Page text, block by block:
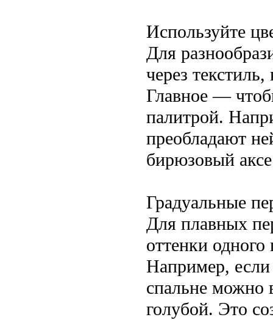
Используйте
Для
через
Главное —
палитрой.
преобладают
бирюзовый
Градуальные
Для плавных
оттенки
Например,
спальне можно
голубой. Это